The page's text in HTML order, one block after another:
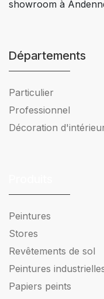
showroom à
Départements
Particulier
Professionnel
Décoration
Peintures
Stores
Revêtements de sol
Peintures
Papiers peints